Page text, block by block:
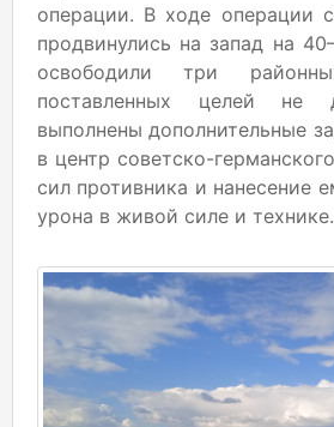
операции. В ходе операции
продвинулись на запад на
освободили три
поставленных целей не
выполнены дополнительные
в центр советско-
сил противника и нанесение
урона в живой силе и технике.